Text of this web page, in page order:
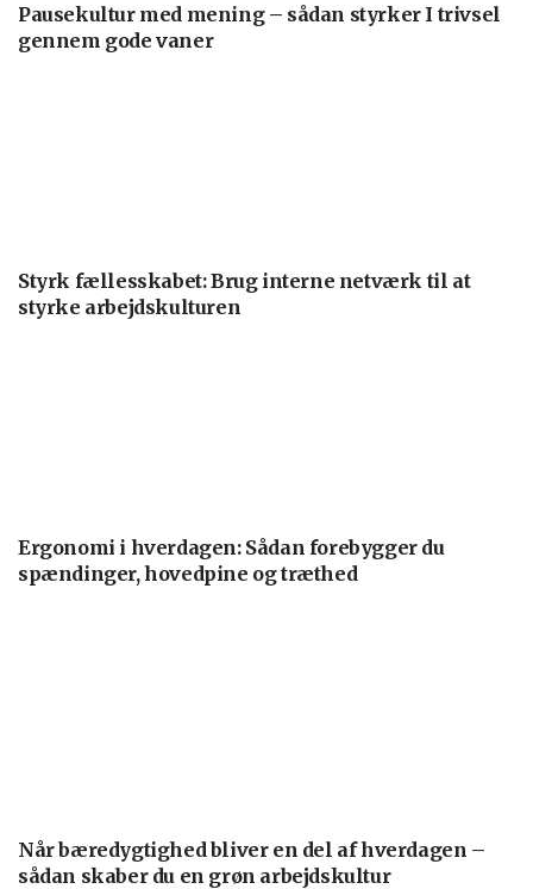
Pausekultur med mening – sådan styrker I trivsel
gennem gode vaner
Styrk fællesskabet: Brug interne netværk til at
styrke arbejdskulturen
Ergonomi i hverdagen: Sådan forebygger du
spændinger, hovedpine og træthed
Når bæredygtighed bliver en del af hverdagen –
sådan skaber du en grøn arbejdskultur